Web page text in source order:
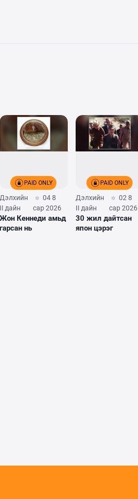
PAID ONLY
Дэлхийн
II дайн
04 8
сар 2026
Жон Кеннеди амьд
гарсан нь
PAID ONLY
Дэлхийн
II дайн
02 8
сар 2026
30 жил дайтсан
япон цэрэг